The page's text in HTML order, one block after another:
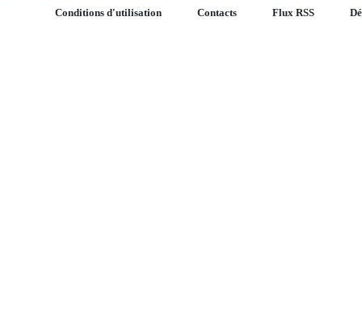
Conditions d'utilisation Contacts Flux RSS